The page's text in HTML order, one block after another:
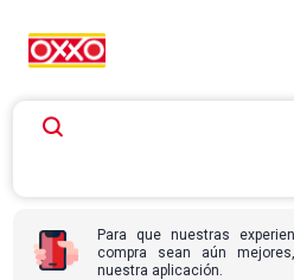
Para que nuestras
compra sean aún
nuestra aplicación.